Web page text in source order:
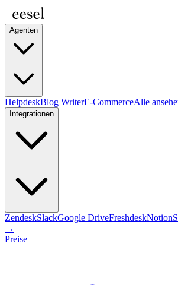
Agenten
HelpdeskBlog WriterE-CommerceAlle
Integrationen
ZendeskSlackGoogle DriveFreshdeskNotion
→
Preise